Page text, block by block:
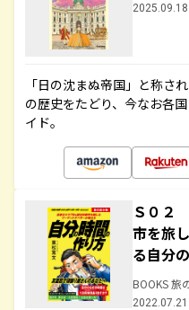
「日の沈まぬ帝国」と称さ
の歴史をたどり、今なお各
イド。
Ｓ０２
市を旅
る自分
BOOKS 旅